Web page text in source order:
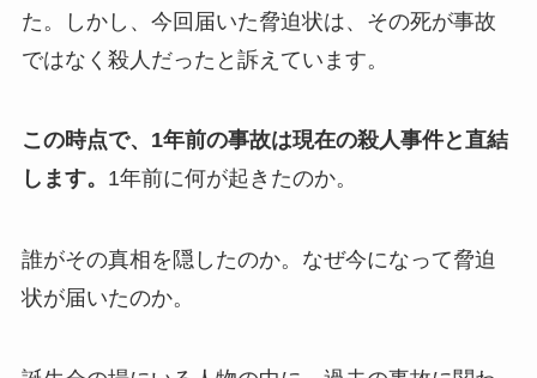
た。しかし、今回届いた脅迫状は、その死が事故
ではなく殺人だったと訴えています。
この時点で、1年前の事故は現在の殺人事件と直結
します。 1年前に何が起きたのか。
誰がその真相を隠したのか。なぜ今になって脅迫
状が届いたのか。